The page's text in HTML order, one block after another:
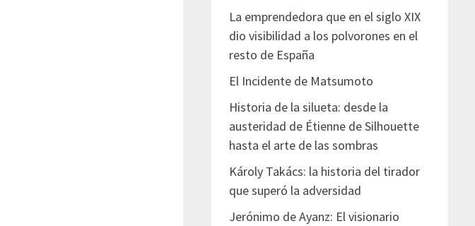
La emprendedora que en el siglo XIX
dio visibilidad a los polvorones en el
resto de España
El Incidente de Matsumoto
Historia de la silueta: desde la
austeridad de Étienne de Silhouette
hasta el arte de las sombras
Károly Takács: la historia del tirador
que superó la adversidad
Jerónimo de Ayanz: El visionario